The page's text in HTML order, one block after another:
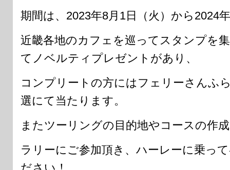
期間は、2023年8月1日（火）から2024
近畿各地のカフェを巡ってスタンプを
てノベルティプレゼントがあり、
コンプリートの方にはフェリーさんふ
選にて当たります。
またツーリングの目的地やコースの作
ラリーにご参加頂き、ハーレーに乗っ